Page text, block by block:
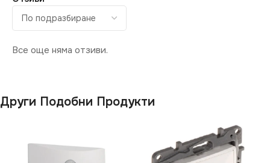
Все още няма отзиви.
Други Подобни Продукти